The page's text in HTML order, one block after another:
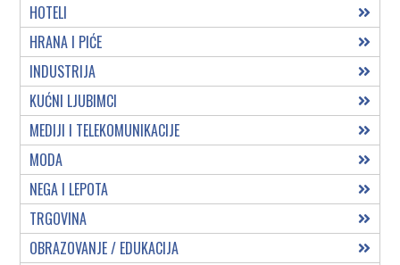
HOTELI
HRANA I PIĆE
INDUSTRIJA
KUĆNI LJUBIMCI
MEDIJI I TELEKOMUNIKACIJE
MODA
NEGA I LEPOTA
TRGOVINA
OBRAZOVANJE / EDUKACIJA